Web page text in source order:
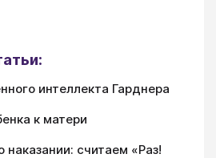
интеллекта Гарднера
к матери
считаем «Раз!